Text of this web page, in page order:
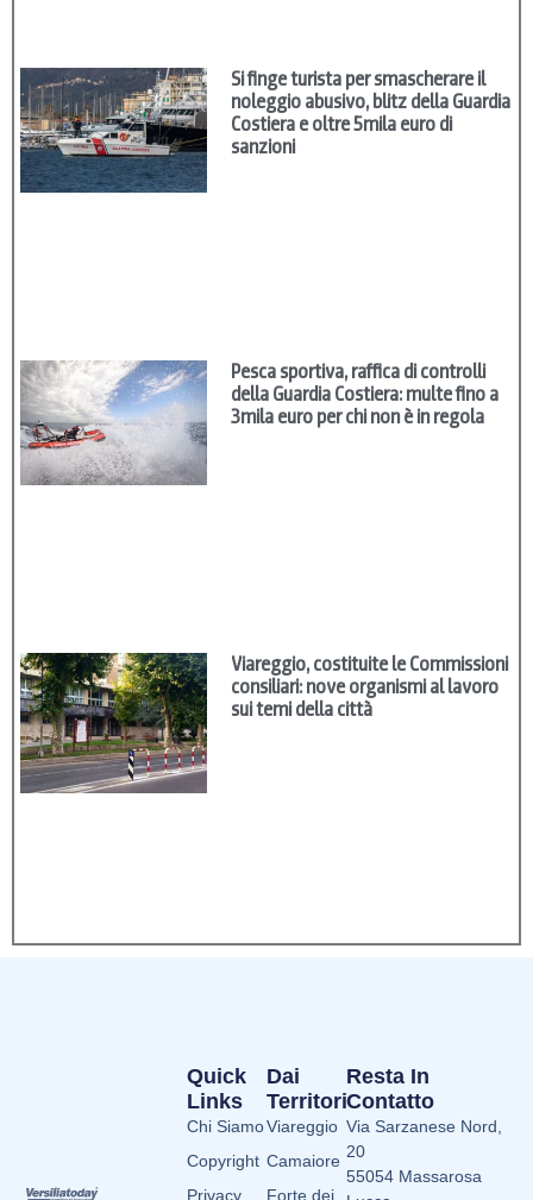
Si finge turista per smascherare il
noleggio abusivo, blitz della Guardia
Costiera e oltre 5mila euro di
sanzioni
Pesca sportiva, raffica di controlli
della Guardia Costiera: multe fino a
3mila euro per chi non è in regola
Viareggio, costituite le Commissioni
consiliari: nove organismi al lavoro
sui temi della città
Dai
Territori
Viareggio
Camaiore
Forte dei
Quick
Links
Chi Siamo
Copyright
Privacy
Resta In
Contatto
Via Sarzanese Nord,
20
55054 Massarosa